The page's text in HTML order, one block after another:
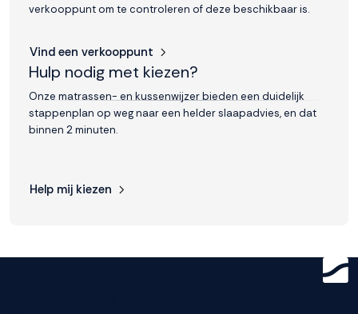
verkooppunt om te controleren of deze beschikbaar is.
Vind een verkooppunt
Hulp nodig met kiezen?
Onze matrassen- en kussenwijzer bieden een duidelijk
stappenplan op weg naar een helder slaapadvies, en dat
binnen 2 minuten.
Help mij kiezen